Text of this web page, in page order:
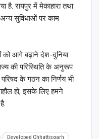
है. रायपुर में मेकाहारा तथा
सुविधाओं पर काम
को आगे बढ़ाने देश-दुनिया
की परिस्थिति के अनुरूप
के गठन का निर्णय भी
हो, इसके लिए हमने
Developed Chhattisgarh